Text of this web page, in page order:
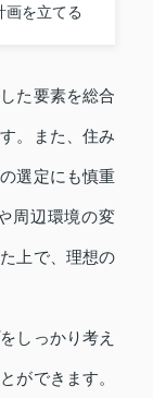
画を立てる
た要素を総合
。また、住み
選定にも慎重
周辺環境の変
上で、理想の
しっかり考え
ができます。